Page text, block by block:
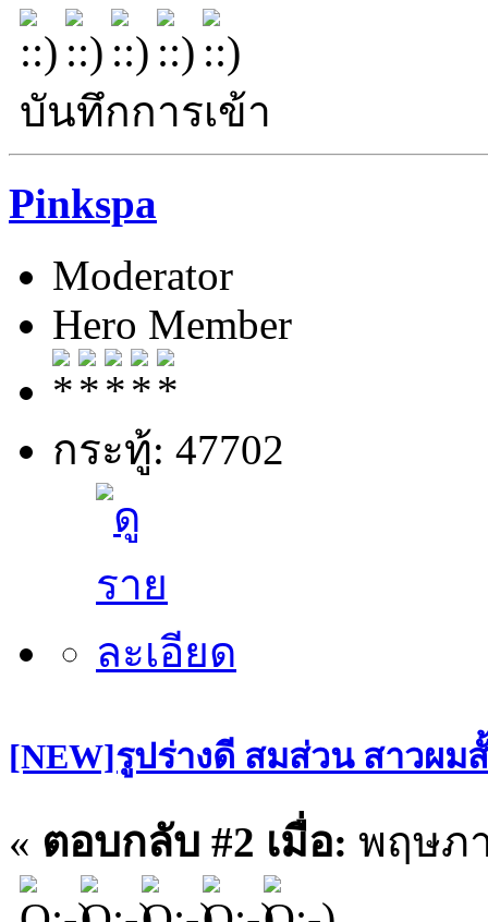
บันทึกการเข้า
Pinkspa
Moderator
Hero Member
กระทู้: 47702
[NEW]รูปร่างดี สมส่วน สาวผม
« ตอบกลับ #2 เมื่อ: พฤษภ